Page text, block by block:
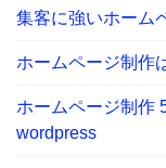
集客に強いホーム
ホームページ制作
ホームページ制作
wordpress